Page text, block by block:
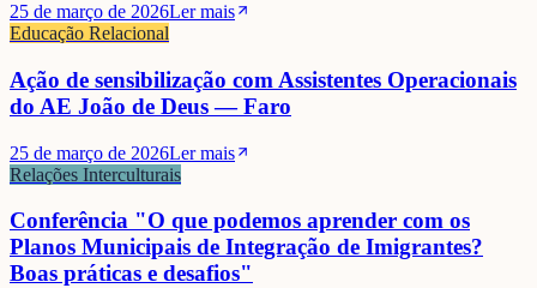
25 de março de 2026Ler mais
Educação Relacional
Ação de sensibilização com Assistentes Operacionais
do AE João de Deus — Faro
25 de março de 2026Ler mais
Relações Interculturais
Conferência "O que podemos aprender com os
Planos Municipais de Integração de Imigrantes?
Boas práticas e desafios"